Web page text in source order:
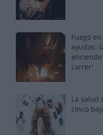
Fuego
ayudas:
carrer'
La salud
cinco